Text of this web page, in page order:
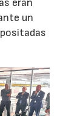
eran
un